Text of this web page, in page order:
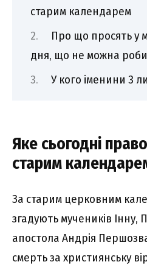
старим календарем
Про що просять у
дня, що не можна
У кого іменини 3
Яке сьогодні
старим
За старим церковним
згадують мучеників Інну,
апостола Андрія
смерть за християнську